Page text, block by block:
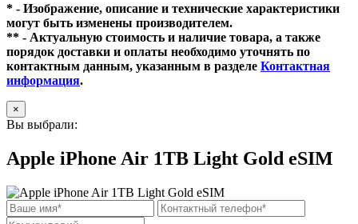
* - Изображение, описание и технические характеристики
могут быть изменены производителем.
** - Актуальную стоимость и наличие товара, а также
порядок доставки и оплаты необходимо уточнять по
контактным данным, указанным в разделе Контактная
информация.
×
Вы выбрали:
Apple iPhone Air 1TB Light Gold eSIM